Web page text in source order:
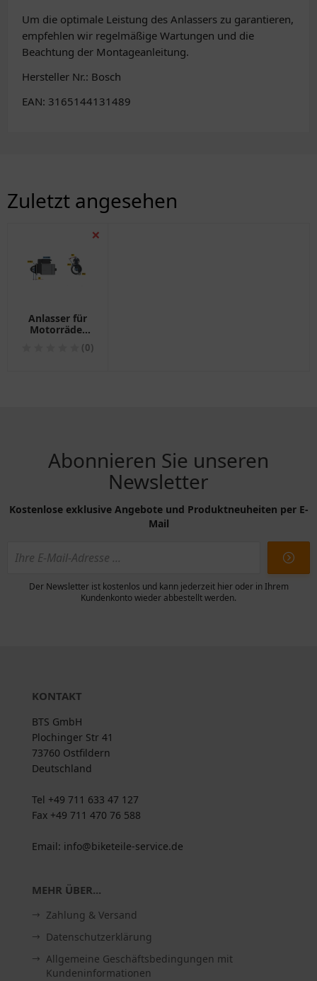
Um die optimale Leistung des Anlassers zu garantieren,
empfehlen wir regelmäßige Wartungen und die
Beachtung der Montageanleitung.
Hersteller Nr.: Bosch
EAN: 3165144131489
Zuletzt angesehen
❌
Anlasser für
Motorräder
Austauschteil
(0)
Abonnieren Sie unseren
Newsletter
Kostenlose exklusive Angebote und Produktneuheiten per E-
Mail
Der Newsletter ist kostenlos und kann jederzeit hier oder in Ihrem
Kundenkonto wieder abbestellt werden.
KONTAKT
BTS GmbH
Plochinger Str 41
73760 Ostfildern
Deutschland
Tel +49 711 633 47 127
Fax +49 711 470 76 588
Email: info@biketeile-service.de
MEHR ÜBER...
Zahlung & Versand
Datenschutzerklärung
Allgemeine Geschäftsbedingungen mit
Kundeninformationen